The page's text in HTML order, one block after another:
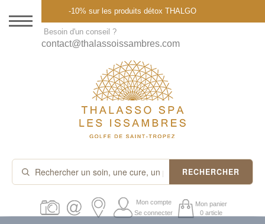
DESTINATION
THALASSO SPA
CURES ET FORFAITS
SOINS À LA CARTE
ABONNEMENTS
PROMOS
-10% sur les produits détox THALGO
Besoin d'un conseil ?
contact@thalassoissambres.com
RECHERCHER
Mon compte
Se connecter
Mon panier
0 article